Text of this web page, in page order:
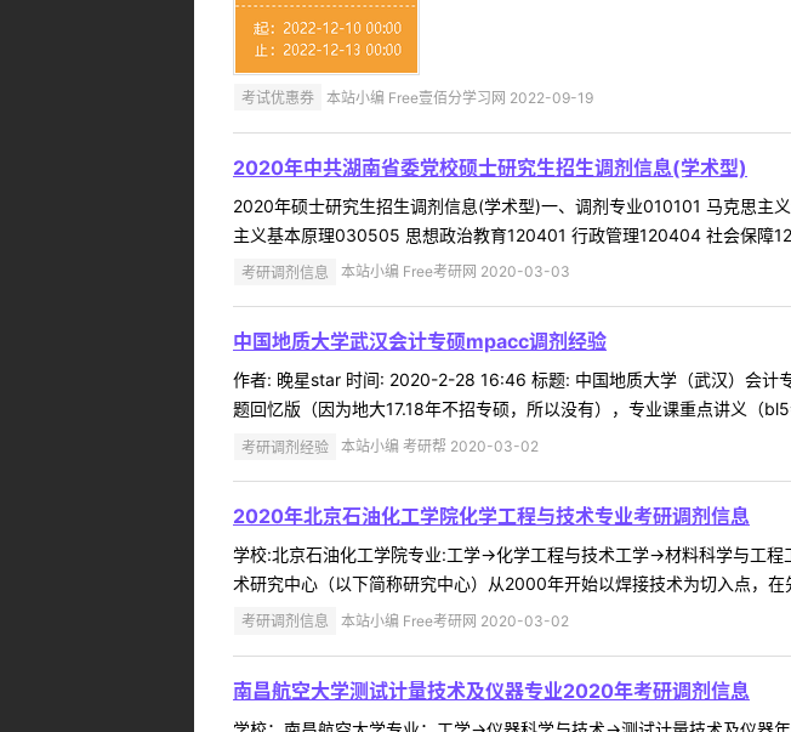
考试优惠券 本站小编 Free壹佰分学习网 2022-09-19
2020年中共湖南省委党校硕士研究生招生调剂信息(学术型)
2020年硕士研究生招生调剂信息(学术型)一、调剂专业010101 马克思
主义基本原理030505 思想政治教育120401 行政管理120404 社会保障
考研调剂信息 本站小编 Free考研网 2020-03-03
中国地质大学武汉会计专硕mpacc调剂经验
作者: 晚星star 时间: 2020-2-28 16:46 标题: 中国地质大学（武汉）会
题回忆版（因为地大17.18年不招专硕，所以没有），专业课重点讲义（
考研调剂经验 本站小编 考研帮 2020-03-02
2020年北京石油化工学院化学工程与技术专业考研调剂信息
学校:北京石油化工学院专业:工学->化学工程与技术工学->材料科学与工
术研究中心（以下简称研究中心）从2000年开始以焊接技术为切入点，
考研调剂信息 本站小编 Free考研网 2020-03-02
南昌航空大学测试计量技术及仪器专业2020年考研调剂信息